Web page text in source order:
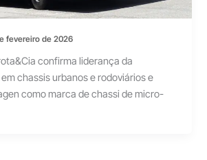
fevereiro de 2026
confirma liderança da
chassis urbanos e rodoviários e
como marca de chassi de micro-